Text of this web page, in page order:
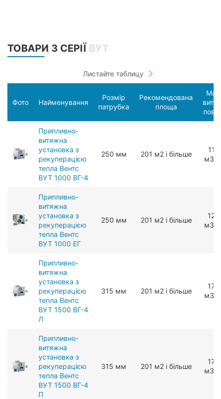
ТОВАРИ З СЕРІЇ ВУТ
Фото Найменування
Розмір
патрубка
Рекомендована
площа
Припливно-
витяжна
установка з
рекуперацією
тепла Вентс
ВУТ 1000 ВГ-4
250 мм 201 м2 і більше
мЗ/
Припливно-
витяжна
установка з
рекуперацією
тепла Вентс
ВУТ 1000 ЕГ
250 мм 201 м2 і більше
мЗ/
Припливно-
витяжна
установка з
рекуперацією
тепла Вентс
ВУТ 1500 ВГ-4
Л
315 мм 201 м2 і більше
мЗ/
Припливно-
витяжна
установка з
рекуперацією
тепла Вентс
ВУТ 1500 ВГ-4
П
315 мм 201 м2 і більше
мЗ/